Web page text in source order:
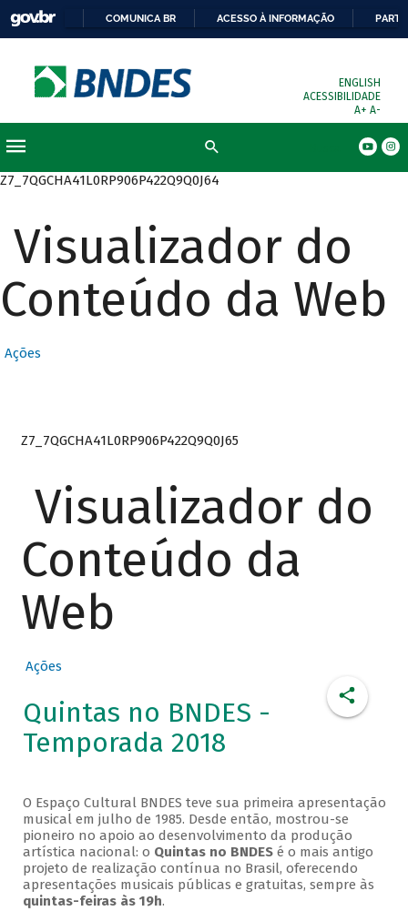
COMUNICA BR ACESSO À INFORMAÇÃO
ENGLISH
ACESSIBILIDADE
A+ A-
Z7_7QGCHA41L0RP906P422Q9Q0J64
Visualizador do
Conteúdo da Web
Ações
Z7_7QGCHA41L0RP906P422Q9Q0J65
Visualizador do
Conteúdo da
Web
Ações
Quintas no BNDES -
Temporada 2018
O Espaço Cultural BNDES teve sua primeira apresentação
musical em julho de 1985. Desde então, mostrou-se
pioneiro no apoio ao desenvolvimento da produção
artística nacional: o Quintas no BNDESé o mais antigo
projeto de realização contínua no Brasil, oferecendo
apresentações musicais públicas e gratuitas, sempre às
quintas-feiras às 19h.